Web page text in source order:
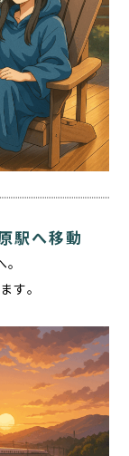
駅へ移動
す。